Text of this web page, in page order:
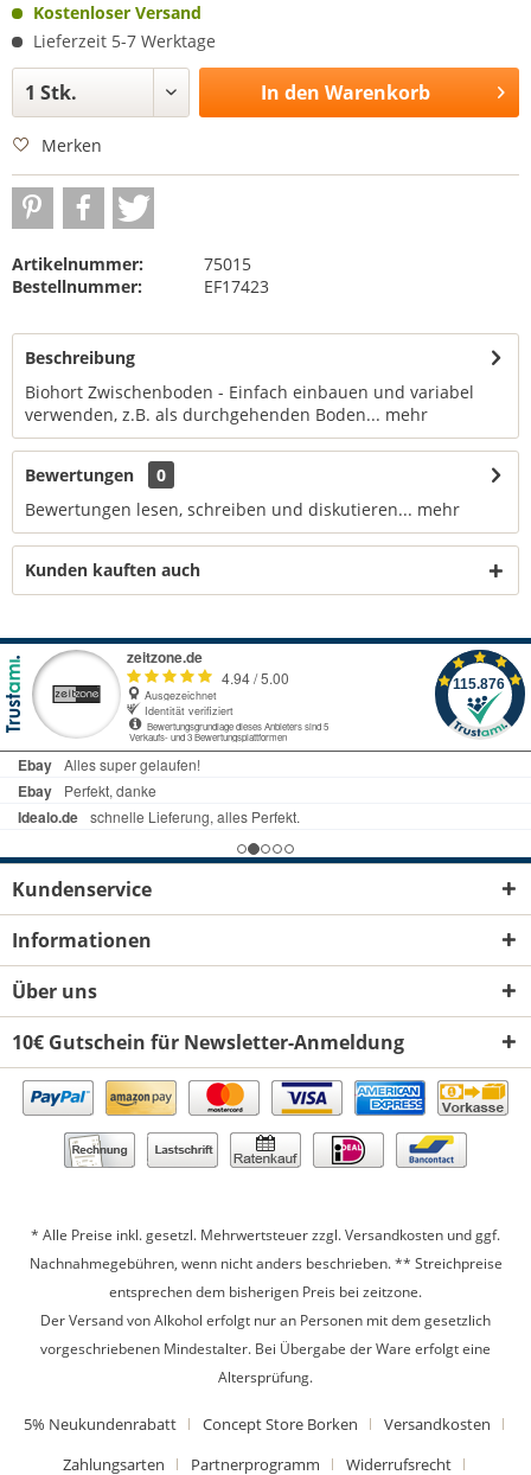
Kostenloser Versand
Lieferzeit 5-7 Werktage
In den Warenkorb
Merken
Artikelnummer:
75015
Bestellnummer:
EF17423
Beschreibung
Biohort Zwischenboden - Einfach einbauen und variabel
verwenden, z.B. als durchgehenden Boden... mehr
Bewertungen
0
Bewertungen lesen, schreiben und diskutieren... mehr
Kunden kauften auch
Kundenservice
Informationen
Über uns
10€ Gutschein für Newsletter-Anmeldung
* Alle Preise inkl. gesetzl. Mehrwertsteuer zzgl.Versandkosten und ggf.
Nachnahmegebühren, wenn nicht anders beschrieben. ** Streichpreise
entsprechen dem bisherigen Preis bei zeitzone.
Der Versand von Alkohol erfolgt nur an Personen mit dem gesetzlich
vorgeschriebenen Mindestalter. Bei Übergabe der Ware erfolgt eine
Altersprüfung.
5% Neukundenrabatt Concept Store Borken
Versandkosten
Zahlungsarten
Partnerprogramm Widerrufsrecht